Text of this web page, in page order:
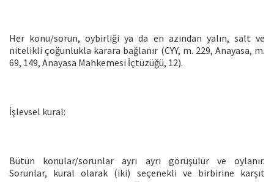
Her konu/sorun, oybirliği ya da en azından yalın, salt ve
nitelikli çoğunlukla karara bağlanır (CYY, m. 229, Anayasa, m.
69, 149, Anayasa Mahkemesi İçtüzüğü, 12).
İşlevsel kural:
Bütün konular/sorunlar ayrı ayrı görüşülür ve oylanır.
Sorunlar, kural olarak (iki) seçenekli ve birbirine karşıt